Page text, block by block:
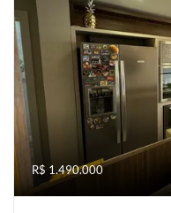
R$ 1.490.000